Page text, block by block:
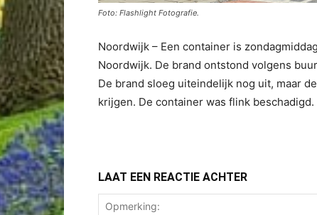
Foto: Flashlight Fotografie.
Noordwijk – Een container is
Noordwijk. De brand ontstond volgens
De brand sloeg uiteindelijk nog uit, maar
krijgen. De container was flink beschadigd.
LAAT EEN REACTIE ACHTER